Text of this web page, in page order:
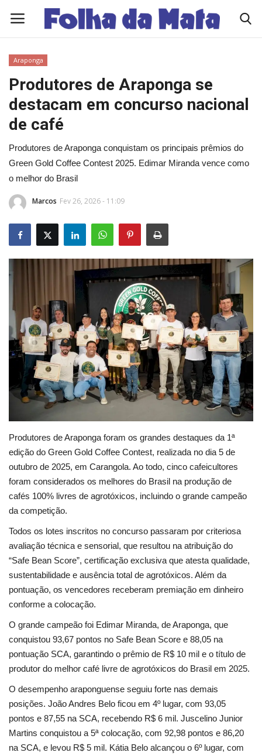
Quem Somos
Como Anunciar
Eleições 2026
Edições Diárias - NOTÍCIAS DO DIA
Polícia/Acidente
Viçosa
UFV
Oportunidade
Sua Cidade
Saúde
Política
Trânsito
Segurança Pública
Economia
Educação
Solidariedade
Meio Ambiente
Justiça
Obituário
Araponga
Produtores de Araponga se
destacam em concurso nacional
de café
Produtores de Araponga conquistam os principais prêmios do
Green Gold Coffee Contest 2025. Edimar Miranda vence como
o melhor do Brasil
Marcos Fev 26, 2026 - 11:09
Produtores de Araponga foram os grandes destaques da 1ª
edição do Green Gold Coffee Contest, realizada no dia 5 de
outubro de 2025, em Carangola. Ao todo, cinco cafeicultores
foram considerados os melhores do Brasil na produção de
cafés 100% livres de agrotóxicos, incluindo o grande campeão
da competição.
Todos os lotes inscritos no concurso passaram por criteriosa
avaliação técnica e sensorial, que resultou na atribuição do
“Safe Bean Score”, certificação exclusiva que atesta qualidade,
sustentabilidade e ausência total de agrotóxicos. Além da
pontuação, os vencedores receberam premiação em dinheiro
conforme a colocação.
O grande campeão foi Edimar Miranda, de Araponga, que
conquistou 93,67 pontos no Safe Bean Score e 88,05 na
pontuação SCA, garantindo o prêmio de R$ 10 mil e o título de
produtor do melhor café livre de agrotóxicos do Brasil em 2025.
O desempenho araponguense seguiu forte nas demais
posições. João Andres Belo ficou em 4º lugar, com 93,05
pontos e 87,55 na SCA, recebendo R$ 6 mil. Juscelino Junior
Martins conquistou a 5ª colocação, com 92,98 pontos e 86,20
na SCA, e levou R$ 5 mil. Kátia Belo alcançou o 6º lugar, com